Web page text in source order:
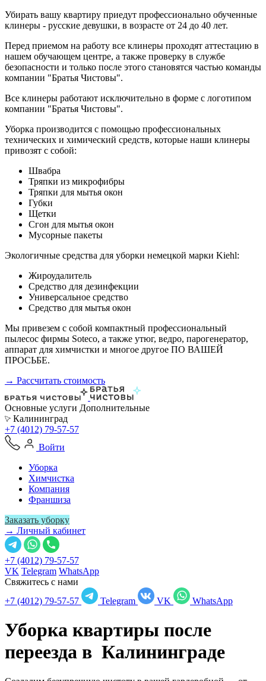
Убирать вашу квартиру приедут профессионально обученные
клинеры - русские девушки, в возрасте от 24 до 40 лет.
Перед приемом на работу все клинеры проходят аттестацию в
нашем обучающем центре, а также проверку в службе
безопасности и только после этого становятся частью команды
компании "Братья Чистовы".
Все клинеры работают исключительно в форме с логотипом
компании "Братья Чистовы".
Уборка производится с помощью профессиональных
технических и химический средств, которые наши клинеры
привозят с собой:
Швабра
Тряпки из микрофибры
Тряпки для мытья окон
Губки
Щетки
Сгон для мытья окон
Мусорные пакеты
Экологичные средства для уборки немецкой марки Kiehl:
Жироудалитель
Средство для дезинфекции
Универсальное средство
Средство для мытья окон
Мы привезем с собой компактный профессиональный
пылесос фирмы Soteco, а также утюг, ведро, парогенератор,
аппарат для химчистки и многое другое ПО ВАШЕЙ
ПРОСЬБЕ.
→ Рассчитать стоимость
Основные услуги Дополнительные
Калининград
+7 (4012) 79-57-57
Войти
Уборка
Химчистка
Компания
Франшиза
Заказать уборку
→ Личный кабинет
+7 (4012) 79-57-57
VK Telegram WhatsApp
Свяжитесь с нами
+7 (4012) 79-57-57
Telegram VK WhatsApp
Уборка квартиры после
переезда в Калининграде